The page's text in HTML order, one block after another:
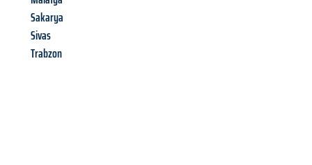
Sakarya
Sivas
Trabzon